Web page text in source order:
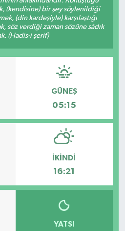
(kendisine) bir şey söylenildiği
(din kardeşiyle) karşılaştığı
söz verdiği zaman sözüne sâdık
(Hadis-i şerif)
GÜNEŞ
05:15
İKINDI
16:21
YATSI